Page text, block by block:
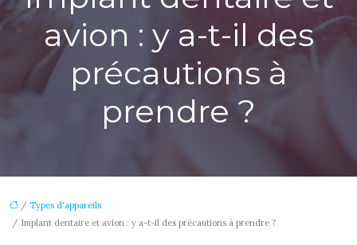
avion : y a-t-il des
précautions à
prendre ?
/ Types d'appareils
/ Implant dentaire et avion : y a-t-il des précautions à prendre ?